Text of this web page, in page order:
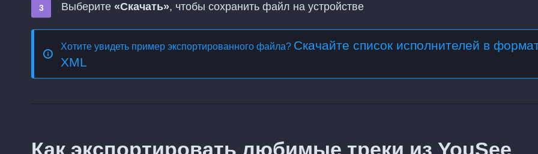
Выберите «Скачать», чтобы сохранить файл на устройстве
Хотите увидеть пример экспортированного файла? Скачайте список исполнителей в
XML
Как экспортировать любимые треки из YouSee